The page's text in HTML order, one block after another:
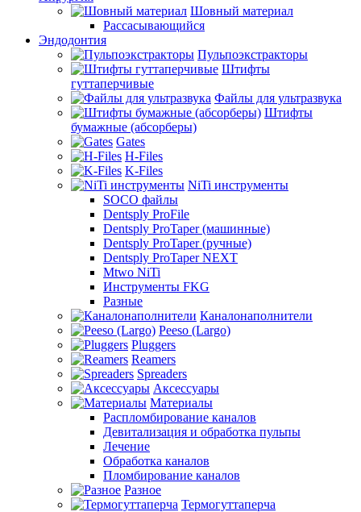
Шовный материал
Рассасывающийся
Эндодонтия
Пульпоэкстракторы
Штифты
гуттаперчивые
Файлы для ультразвука
Штифты
бумажные (абсорберы)
Gates
H-Files
K-Files
NiTi инструменты
SOCO файлы
Dentsply ProFile
Dentsply ProTaper (машинные)
Dentsply ProTaper (ручные)
Dentsply ProTaper NEXT
Mtwo NiTi
Инструменты FKG
Разные
Каналонаполнители
Peeso (Largo)
Pluggers
Reamers
Spreaders
Аксессуары
Материалы
Распломбирование каналов
Девитализация и обработка пульпы
Лечение
Обработка каналов
Пломбирование каналов
Разное
Термогуттаперча